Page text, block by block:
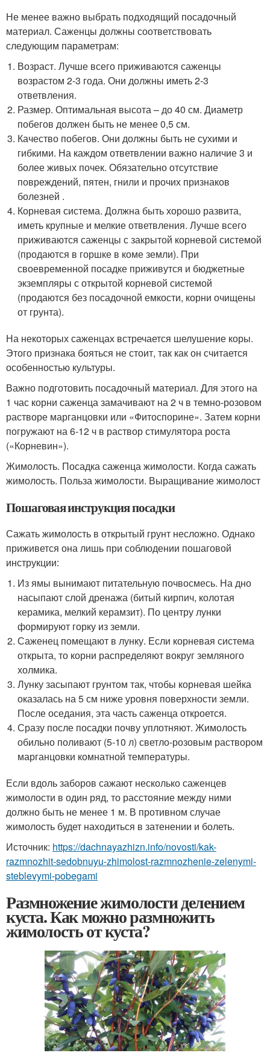
Не менее важно выбрать подходящий посадочный
материал. Саженцы должны соответствовать
следующим параметрам:
Возраст. Лучше всего приживаются саженцы
возрастом 2-3 года. Они должны иметь 2-3
ответвления.
Размер. Оптимальная высота – до 40 см. Диаметр
побегов должен быть не менее 0,5 см.
Качество побегов. Они должны быть не сухими и
гибкими. На каждом ответвлении важно наличие 3 и
более живых почек. Обязательно отсутствие
повреждений, пятен, гнили и прочих признаков
болезней .
Корневая система. Должна быть хорошо развита,
иметь крупные и мелкие ответвления. Лучше всего
приживаются саженцы с закрытой корневой системой
(продаются в горшке в коме земли). При
своевременной посадке приживутся и бюджетные
экземпляры с открытой корневой системой
(продаются без посадочной емкости, корни очищены
от грунта).
На некоторых саженцах встречается шелушение коры.
Этого признака бояться не стоит, так как он считается
особенностью культуры.
Важно подготовить посадочный материал. Для этого на
1 час корни саженца замачивают на 2 ч в темно-розовом
растворе марганцовки или «Фитоспорине». Затем корни
погружают на 6-12 ч в раствор стимулятора роста
(«Корневин»).
Жимолость. Посадка саженца жимолости. Когда сажать
жимолость. Польза жимолости. Выращивание жимолост
Пошаговая инструкция посадки
Сажать жимолость в открытый грунт несложно. Однако
приживется она лишь при соблюдении пошаговой
инструкции:
Из ямы вынимают питательную почвосмесь. На дно
насыпают слой дренажа (битый кирпич, колотая
керамика, мелкий керамзит). По центру лунки
формируют горку из земли.
Саженец помещают в лунку. Если корневая система
открыта, то корни распределяют вокруг земляного
холмика.
Лунку засыпают грунтом так, чтобы корневая шейка
оказалась на 5 см ниже уровня поверхности земли.
После оседания, эта часть саженца откроется.
Сразу после посадки почву уплотняют. Жимолость
обильно поливают (5-10 л) светло-розовым раствором
марганцовки комнатной температуры.
Если вдоль заборов сажают несколько саженцев
жимолости в один ряд, то расстояние между ними
должно быть не менее 1 м. В противном случае
жимолость будет находиться в затенении и болеть.
Источник: https://dachnayazhizn.info/novosti/kak-
razmnozhit-sedobnuyu-zhimolost-razmnozhenie-zelenymi-
steblevymi-pobegami
Размножение жимолости делением
куста. Как можно размножить
жимолость от куста?